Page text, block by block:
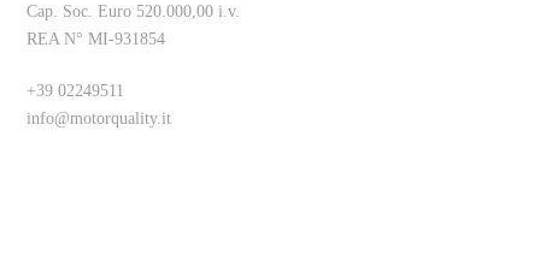
Cap. Soc. Euro 520.000,00 i.v.
REA N° MI-931854
+39 02249511
info@motorquality.it